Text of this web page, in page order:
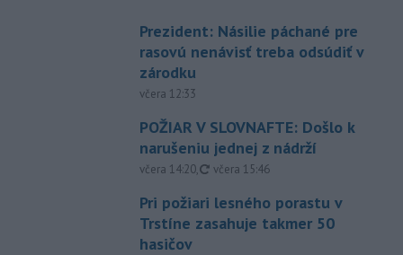
Prezident: Násilie páchané pre
rasovú nenávisť treba odsúdiť v
zárodku
včera 12:33
POŽIAR V SLOVNAFTE: Došlo k
narušeniu jednej z nádrží
včera 14:20, aktualizované
včera 15:46
Pri požiari lesného porastu v
Trstíne zasahuje takmer 50
hasičov